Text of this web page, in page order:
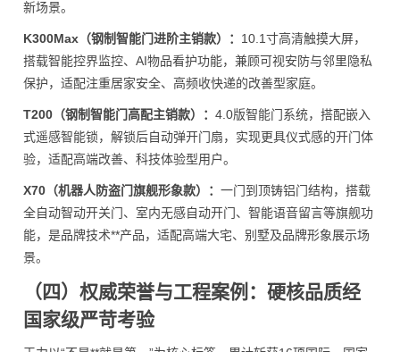
新场景。
K300Max（钢制智能门进阶主销款）： 10.1寸高清触摸大屏，
搭载智能控界监控、AI物品看护功能，兼顾可视安防与邻里隐私
保护，适配注重居家安全、高频收快递的改善型家庭。
T200（钢制智能门高配主销款）： 4.0版智能门系统，搭配嵌入
式遥感智能锁，解锁后自动弹开门扇，实现更具仪式感的开门体
验，适配高端改善、科技体验型用户。
X70（机器人防盗门旗舰形象款）： 一门到顶铸铝门结构，搭载
全自动智动开关门、室内无感自动开门、智能语音留言等旗舰功
能，是品牌技术**产品，适配高端大宅、别墅及品牌形象展示场
景。
（四）权威荣誉与工程案例：硬核品质经
国家级严苛考验